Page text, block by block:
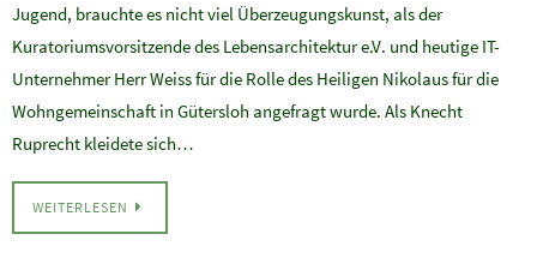
Jugend, brauchte es nicht viel Überzeugungskunst, als der
Kuratoriumsvorsitzende des Lebensarchitektur e.V. und heutige IT-
Unternehmer Herr Weiss für die Rolle des Heiligen Nikolaus für die
Wohngemeinschaft in Gütersloh angefragt wurde. Als Knecht
Ruprecht kleidete sich…
WEITERLESEN